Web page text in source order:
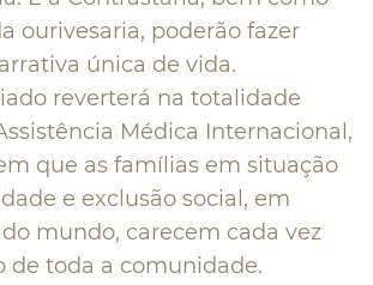
ourivesaria, poderão fazer
única de vida.
reverterá na totalidade
Médica Internacional,
que as famílias em situação
e exclusão social, em
mundo, carecem cada vez
de toda a comunidade.